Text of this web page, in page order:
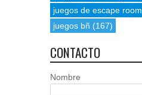
juegos de escape room
juegos bñ (167)
CONTACTO
Nombre